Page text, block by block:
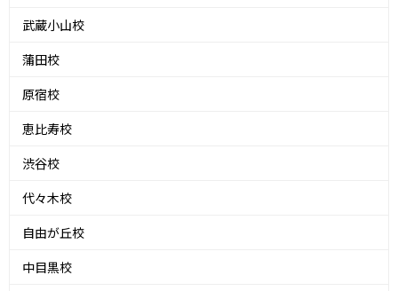
武蔵小山校
蒲田校
原宿校
恵比寿校
渋谷校
代々木校
自由が丘校
中目黒校